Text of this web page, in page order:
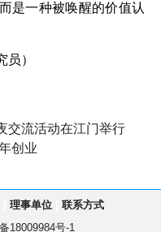
是一种被唤醒的价值认
员）
交流活动在江门举行
创业
理事单位
联系方式
18009984号-1